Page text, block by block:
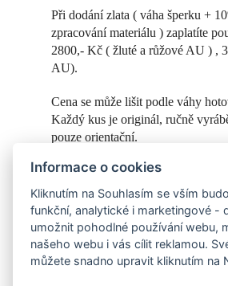
Při dodání zlata ( váha šperku +
zpracování materiálu ) zaplatíte
2800,- Kč ( žluté a růžové AU ) ,
AU).
Cena se může lišit podle váhy
Každý kus je originál, ručně
pouze orientační.
Více info na prodejně nebo po
K přívěsku si můžete objednat i
napříkladtento.
Informace o cookies
Kliknutím na Souhlasím se vším
funkční, analytické i marketingové -
umožnit pohodlné používání webu,
našeho webu i vás cílit reklamou.
můžete snadno upravit kliknutím na